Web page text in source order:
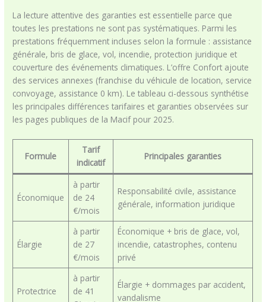
La lecture attentive des garanties est essentielle parce que
toutes les prestations ne sont pas systématiques. Parmi les
prestations fréquemment incluses selon la formule : assistance
générale, bris de glace, vol, incendie, protection juridique et
couverture des événements climatiques. L’offre Confort ajoute
des services annexes (franchise du véhicule de location, service
convoyage, assistance 0 km). Le tableau ci-dessous synthétise
les principales différences tarifaires et garanties observées sur
les pages publiques de la Macif pour 2025.
Formule
Tarif
indicatif
Principales garanties
Économique
à partir
de 24
€/mois
Responsabilité civile, assistance
générale, information juridique
Élargie
à partir
de 27
€/mois
Économique + bris de glace, vol,
incendie, catastrophes, contenu
privé
Protectrice
à partir
de 41
Élargie + dommages par accident,
vandalisme